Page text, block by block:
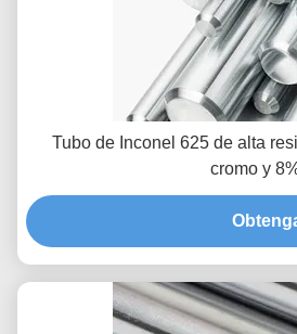
Tubo de Inconel 625 de alta
cromo y